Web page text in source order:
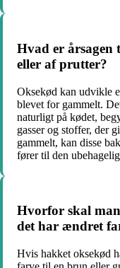
Hvad er årsagen
eller af prutter?
Oksekød kan udvikle
blevet for gammelt.
naturligt på kødet,
gasser og stoffer, der
gammelt, kan disse
fører til den
Hvorfor skal
det har ændret
Hvis hakket oksekød